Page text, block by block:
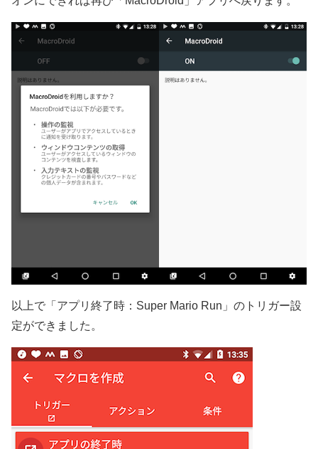
以上で「アプリ終了時：Super Mario Run」のトリガー設
定ができました。